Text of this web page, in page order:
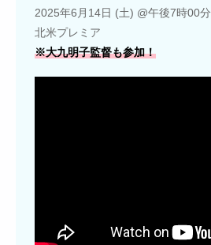
2025年6月14日 (土) @午後7時00分
北米プレミア
※大九明子監督も参加！